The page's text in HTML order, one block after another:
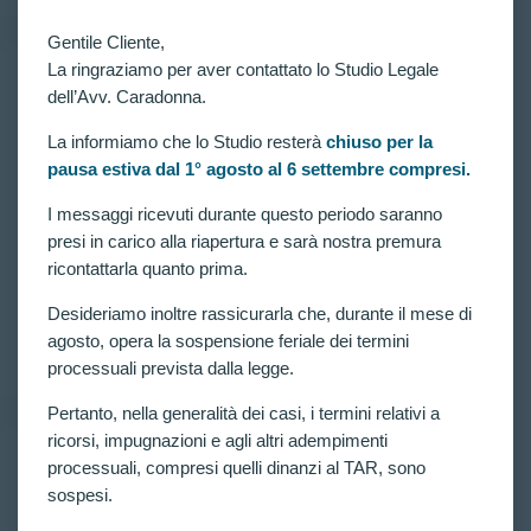
Gentile Cliente,
La ringraziamo per aver contattato lo Studio Legale
dell’Avv. Caradonna.
La informiamo che lo Studio resterà chiuso per la
pausa estiva dal 1° agosto al 6 settembre compresi.
I messaggi ricevuti durante questo periodo saranno
presi in carico alla riapertura e sarà nostra premura
ricontattarla quanto prima.
Desideriamo inoltre rassicurarla che, durante il mese di
agosto, opera la sospensione feriale dei termini
processuali prevista dalla legge.
Pertanto, nella generalità dei casi, i termini relativi a
ricorsi, impugnazioni e agli altri adempimenti
processuali, compresi quelli dinanzi al TAR, sono
sospesi.
RICORSI ATTIVI,VITTORIE CONSEGUITE
quadriennale: disposto riesame con nuovo colloquio
per altri due candidati esclusi agli accertamenti
attitudinali(art. 11 comma 4)
Art. 11 comma 4 ed esclusioni agli accertamenti
attitudinali del Concorso per 2938 allievi carabinieri
in ferma quadriennale. Ottenuti altri accoglimenti dei
TAR ha disposto il RIESAME con NUOVO
COLLOQUIO per altri due candidati…
CLAUDIA CARADONNA MARZO 10, 2022
RICORSI ATTIVI ,VITTORIE CONSEGUITE
Nuovo accoglimento per candidato escluso dal